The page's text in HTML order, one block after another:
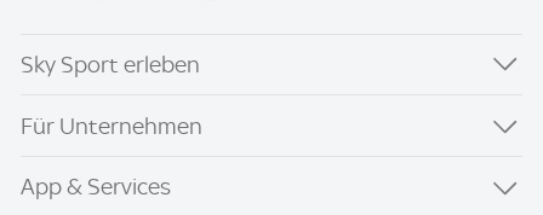
Sky Sport erleben
Für Unternehmen
App & Services